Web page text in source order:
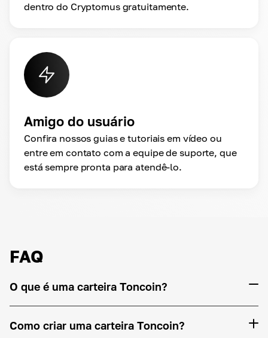
dentro do Cryptomus gratuitamente.
Amigo do usuário
Confira nossos guias e tutoriais em vídeo ou
entre em contato com a equipe de suporte, que
está sempre pronta para atendê-lo.
FAQ
O que é uma carteira Toncoin?
Como criar uma carteira Toncoin?